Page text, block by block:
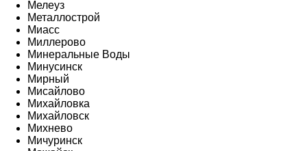
Мелеуз
Металлострой
Миасс
Миллерово
Минеральные Воды
Минусинск
Мирный
Мисайлово
Михайловка
Михайловск
Михнево
Мичуринск